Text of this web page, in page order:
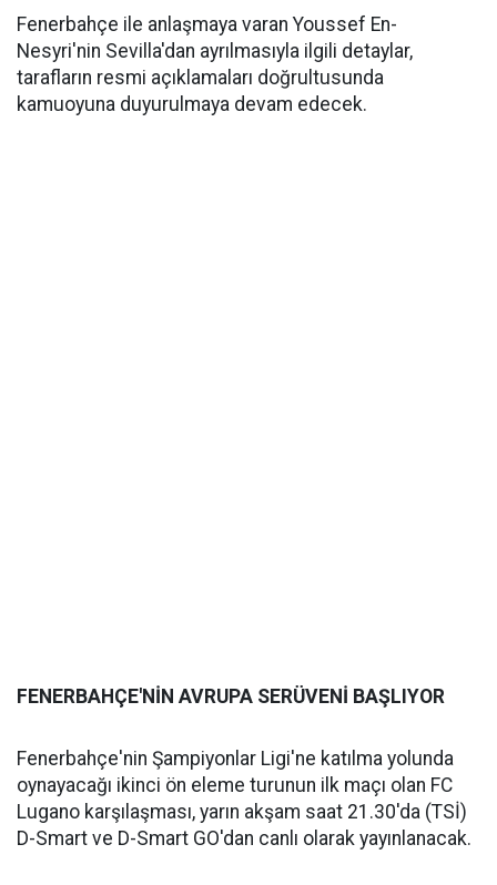
Fenerbahçe ile anlaşmaya varan Youssef En-
Nesyri'nin Sevilla'dan ayrılmasıyla ilgili detaylar,
tarafların resmi açıklamaları doğrultusunda
kamuoyuna duyurulmaya devam edecek.
FENERBAHÇE'NİN AVRUPA SERÜVENİ BAŞLIYOR
Fenerbahçe'nin Şampiyonlar Ligi'ne katılma yolunda
oynayacağı ikinci ön eleme turunun ilk maçı olan FC
Lugano karşılaşması, yarın akşam saat 21.30'da (TSİ)
D-Smart ve D-Smart GO'dan canlı olarak yayınlanacak.